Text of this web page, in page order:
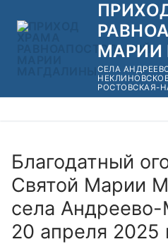
МАРИИ
СЕЛА
РОСТОВСКАЯ-
Благодатный
Святой Марии
села
20 апреля 2025